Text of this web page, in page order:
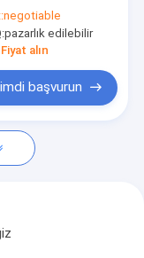
negotiable
pazarlık edilebilir
alın
başvurun